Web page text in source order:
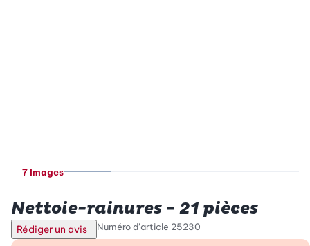
7 Images
Nettoie-rainures - 21 pièces
Rédiger un avis Numéro d’article 25230